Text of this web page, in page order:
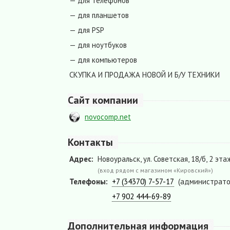
— для планшетов
— для PSP
— для ноутбуков
— для компьютеров
СКУПКА И ПРОДАЖА НОВОЙ И Б/У ТЕХНИКИ
Сайт компании
novocomp.net
Контакты
Адрес: Новоуральск, ул. Советская, 18/б, 2
(вход рядом с магазином «Кировский»)
Телефоны: +7 (34370) 7-57-17
+7 902 444-69-89
Дополнительная информация